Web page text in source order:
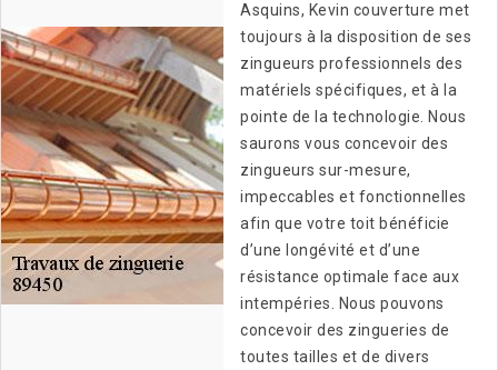
Asquins, Kevin couverture met
toujours à la disposition de ses
zingueurs professionnels des
matériels spécifiques, et à la
pointe de la technologie. Nous
saurons vous concevoir des
zingueurs sur-mesure,
impeccables et fonctionnelles
afin que votre toit bénéficie
d’une longévité et d’une
résistance optimale face aux
intempéries. Nous pouvons
concevoir des zingueries de
toutes tailles et de divers